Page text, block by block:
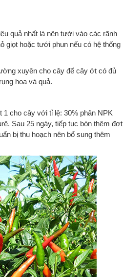
quả nhất là nên tưới vào các rãnh
giọt hoặc tưới phun nếu có hệ thống
xuyên cho cây để cây ớt có đủ
hoa và quả.
1 cho cây với tỉ lệ: 30% phân NPK
Sau 25 ngày, tiếp tục bón thêm đợt
bị thu hoạch nên bổ sung thêm